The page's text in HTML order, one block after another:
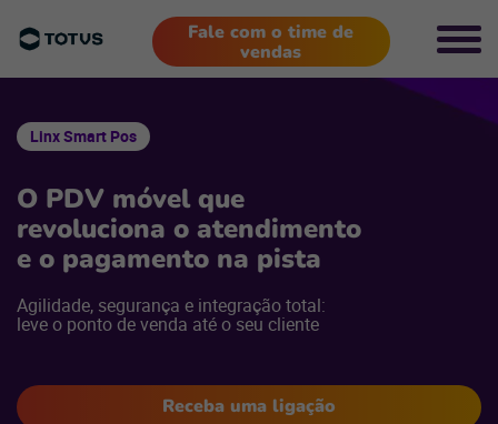
Fale com o time de
vendas
Linx Smart Pos
O PDV móvel que
revoluciona o atendimento
e o pagamento na pista
Agilidade, segurança e integração total:
leve o ponto de venda até o seu cliente
Receba uma ligação